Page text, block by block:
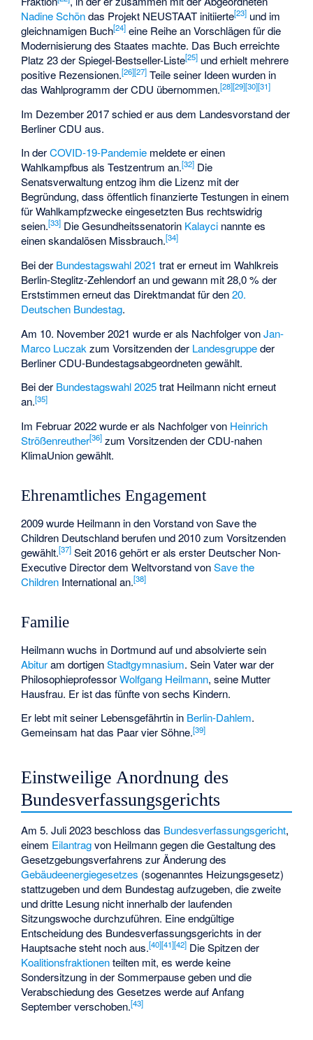
Nadine Schöndas Projekt NEUSTAAT initiierte[23] und im
gleichnamigen Buch[24] eine Reihe an Vorschlägen für die
Modernisierung des Staates machte. Das Buch erreichte
Platz 23 der Spiegel-Bestseller-Liste[25] und erhielt mehrere
positive Rezensionen.[26][27] Teile seiner Ideen wurden in
das Wahlprogramm der CDU übernommen.[28][29][30][31]
Im Dezember 2017 schied er aus dem Landesvorstand der
Berliner CDU aus.
In derCOVID-19-Pandemie meldete er einen
Wahlkampfbus als Testzentrum an.[32] Die
Senatsverwaltung entzog ihm die Lizenz mit der
Begründung, dass öffentlich finanzierte Testungen in einem
für Wahlkampfzwecke eingesetzten Bus rechtswidrig
seien.[33] Die Gesundheitssenatorin Kalayci nannte es
einen skandalösen Missbrauch.[34]
Bei der Bundestagswahl 2021 trat er erneut im Wahlkreis
Berlin-Steglitz-Zehlendorf an und gewann mit 28,0 % der
Erststimmen erneut das Direktmandat für den20.
Deutschen Bundestag.
Am 10. November 2021 wurde er als Nachfolger vonJan-
Marco Luczak zum Vorsitzenden der Landesgruppeder
Berliner CDU-Bundestagsabgeordneten gewählt.
Bei der Bundestagswahl 2025trat Heilmann nicht erneut
an.[35]
Im Februar 2022 wurde er als Nachfolger von Heinrich
Strößenreuther[36] zum Vorsitzenden der CDU-nahen
KlimaUnion gewählt.
Ehrenamtliches Engagement
2009 wurde Heilmann in den Vorstand vonSave the
Children Deutschlandberufen und 2010 zum Vorsitzenden
gewählt.[37] Seit 2016 gehört er als erster Deutscher Non-
Executive Director dem Weltvorstand vonSave the
Children International an.[38]
Familie
Heilmann wuchs in Dortmund auf und absolvierte sein
Abituram dortigenStadtgymnasium. Sein Vater war der
PhilosophieprofessorWolfgang Heilmann, seine Mutter
Hausfrau. Er ist das fünfte von sechs Kindern.
Er lebt mit seiner Lebensgefährtin in Berlin-Dahlem.
Gemeinsam hat das Paar vier Söhne.[39]
Einstweilige Anordnung des
Bundesverfassungsgerichts
Am 5. Juli 2023 beschloss das Bundesverfassungsgericht,
einem Eilantragvon Heilmann gegen die Gestaltung des
Gesetzgebungsverfahrens zur Änderung des
Gebäudeenergiegesetzes (sogenanntes Heizungsgesetz)
stattzugeben und dem Bundestag aufzugeben, die zweite
und dritte Lesung nicht innerhalb der laufenden
Sitzungswoche durchzuführen. Eine endgültige
Entscheidung des Bundesverfassungsgerichts in der
Hauptsache steht noch aus.[40][41][42] Die Spitzen der
Koalitionsfraktionenteilten mit, es werde keine
Sondersitzung in der Sommerpause geben und die
Verabschiedung des Gesetzes werde auf Anfang
September verschoben.[43]